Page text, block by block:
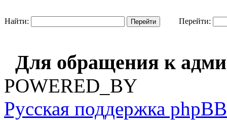
Найти: Перейти:
Для обращения к
POWERED_BY
Русская поддержка phpBB